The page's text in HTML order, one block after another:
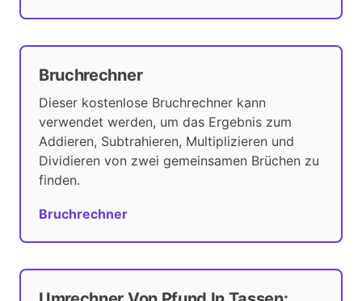
Bruchrechner
Dieser kostenlose Bruchrechner kann
verwendet werden, um das Ergebnis zum
Addieren, Subtrahieren, Multiplizieren und
Dividieren von zwei gemeinsamen Brüchen zu
finden.
Bruchrechner